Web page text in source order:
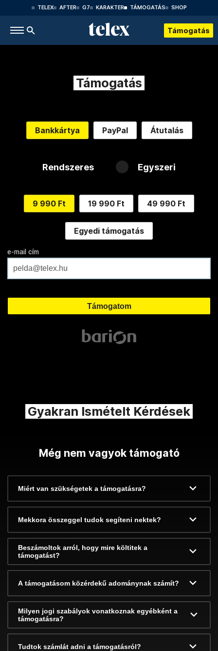
TELEX AFTER G7 KARAKTER TÁMOGATÁS SHOP
Támogatás
Támogatás
Bankkártya PayPal Átutalás
Rendszeres Egyszeri
9 990 Ft 19 990 Ft 49 990 Ft
Egyedi támogatás
e-mail cím
Gyakran Ismételt Kérdések
Még nem vagyok támogató
Miért van szükségetek a támogatásra?
Mekkora összeggel tudok segíteni nektek?
Beszámoltok arról, hogy mire költitek a
támogatást?
A támogatásom közérdekű adománynak számít?
Milyen jogi szabályok vonatkoznak egyébként a
támogatásra?
Tudtok számlát adni a támogatásról?